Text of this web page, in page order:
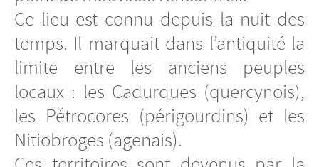
Ce lieu est connu depuis la nuit des
temps. Il marquait dans l’antiquité la
limite entre les anciens peuples
locaux : les Cadurques (quercynois),
les Pétrocores (périgourdins) et les
Nitiobroges (agenais).